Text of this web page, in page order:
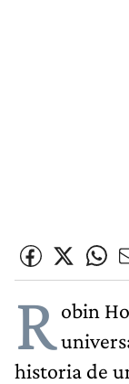
Robin
historia de